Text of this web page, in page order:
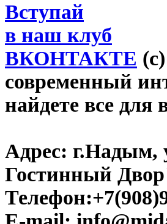
Вступай
в наш клуб
ВКОНТАКТЕ
современный
найдете все для
Адрес: г.Надым,
Гостинный
Телефон: